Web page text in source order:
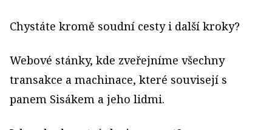
Chystáte kromě soudní cesty i další kroky?
Webové stánky, kde zveřejníme všechny
transakce a machinace, které souvisejí s
panem Sisákem a jeho lidmi.